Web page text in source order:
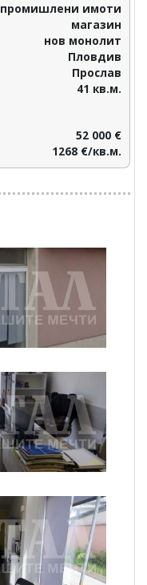
промишлени имоти
магазин
нов монолит
Пловдив‎
Прослав
41 кв.м.
52 000 €
1268 €/кв.м.